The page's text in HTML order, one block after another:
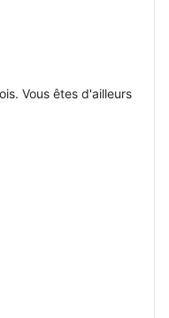
Vous êtes d'ailleurs